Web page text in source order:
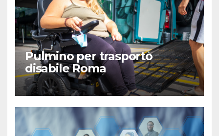
Pulmino per trasporto
disabile Roma